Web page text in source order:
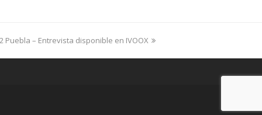
Puebla – Entrevista disponible en IVOOX